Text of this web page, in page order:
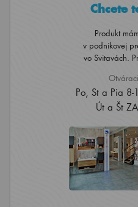
Chcete
Produkt
v podnikovej
vo Svitavách.
Po, St a Pia
Út a Št